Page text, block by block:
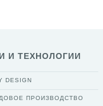
И ТЕХНОЛОГИИ
DESIGN
ПРОИЗВОДСТВО